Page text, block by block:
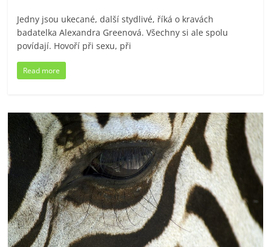
Jedny jsou ukecané, další stydlivé, říká o kravách
badatelka Alexandra Greenová. Všechny si ale spolu
povídají. Hovoří při sexu, při
Read more